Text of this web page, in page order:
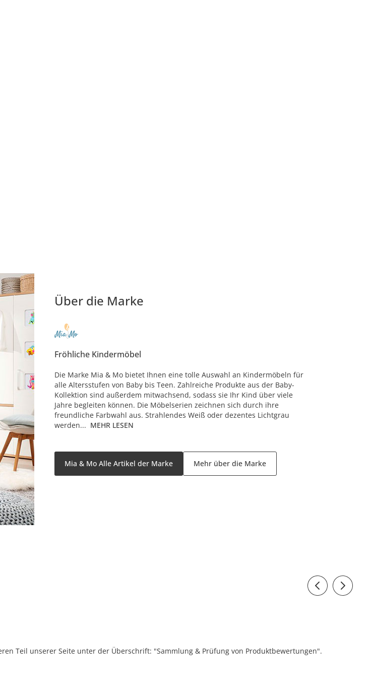
Über die Marke
Fröhliche Kindermöbel
Die Marke Mia & Mo bietet Ihnen eine tolle Auswahl an Kindermöbeln für
alle Altersstufen von Baby bis Teen. Zahlreiche Produkte aus der Baby-
Kollektion sind außerdem mitwachsend, sodass sie Ihr Kind über viele
Jahre begleiten können. Die Möbelserien zeichnen sich durch ihre
freundliche Farbwahl aus. Strahlendes Weiß oder dezentes Lichtgrau
werden... MEHR LESEN
Mia & Mo Alle Artikel der Marke Mehr über die Marke
Teil unserer Seite unter der Überschrift: "Sammlung & Prüfung von Produktbewertungen".